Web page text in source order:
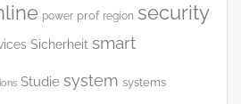
power prof region security
Sicherheit smart
Studie system systems